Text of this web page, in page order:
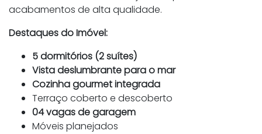
acabamentos de alta qualidade.
Destaques do Imóvel:
5 dormitórios (2 suítes)
Vista deslumbrante para o mar
Cozinha gourmet integrada
Terraço coberto e descoberto
04 vagas de garagem
Móveis planejados